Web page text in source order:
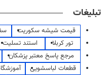
تبلیغات
قیمت شیشه سکوریت
تور کربلا
استند تسلیت
مرجع پاسخ معتبر پزشکان
قطعات لباسشویی